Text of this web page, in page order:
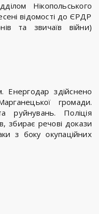
Нікопольського
відомості до ЄРДР
та звичаїв війни)
здійснено
руйнувань. Поліція
збирає речові докази
з боку окупаційних